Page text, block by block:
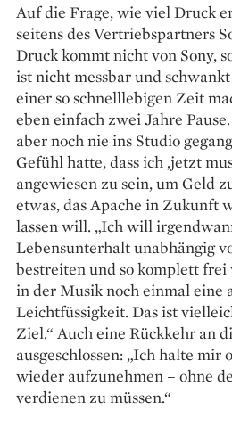
Auf die Frage, wie viel Druck
seitens des Vertriebspartners
Druck kommt nicht von Sony,
ist nicht messbar und
einer so schnell­lebigen Zeit
eben einfach zwei Jahre
aber noch nie ins Studio
Gefühl hatte, dass ich ‚jetzt
angewiesen zu sein, um Geld
etwas, das Apache in Zukunft
lassen will. „Ich will
Lebensunterhalt unabhängig
bestreiten und so komplett frei
in der Musik noch einmal eine
Leichtfüssigkeit. Das ist
Ziel.“ Auch eine Rückkehr an
ausgeschlossen: „Ich halte mir
wieder aufzunehmen – ohne
verdienen zu müssen.“